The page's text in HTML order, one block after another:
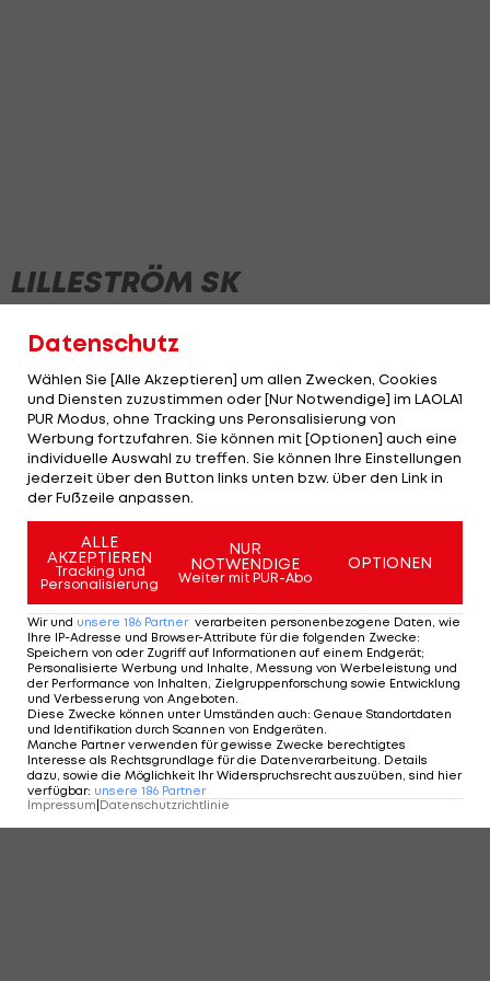
LILLESTRÖM SK
NEWS
Ried-Transfer von Nationalspieler der
Färöer vor Abschluss
Bundesliga
Datenschutz
Wählen Sie [Alle Akzeptieren] um allen Zwecken, Cookies
und Diensten zuzustimmen oder [Nur Notwendige] im LAOLA1
PUR Modus, ohne Tracking uns Peronsalisierung von
Werbung fortzufahren. Sie können mit [Optionen] auch eine
individuelle Auswahl zu treffen. Sie können Ihre Einstellungen
jederzeit über den Button links unten bzw. über den Link in
der Fußzeile anpassen.
ALLE
AKZEPTIEREN
Tracking und
Personalisierung
NUR
NOTWENDIGE
Weiter mit PUR-Abo
OPTIONEN
Wir und unsere 186 Partner verarbeiten personenbezogene Daten, wie
Ihre IP-Adresse und Browser-Attribute für die folgenden Zwecke:
Speichern von oder Zugriff auf Informationen auf einem Endgerät;
Personalisierte Werbung und Inhalte, Messung von Werbeleistung und
der Performance von Inhalten, Zielgruppenforschung sowie Entwicklung
und Verbesserung von Angeboten.
Diese Zwecke können unter Umständen auch: Genaue Standortdaten
und Identifikation durch Scannen von Endgeräten.
Manche Partner verwenden für gewisse Zwecke berechtigtes
Interesse als Rechtsgrundlage für die Datenverarbeitung. Details
dazu, sowie die Möglichkeit Ihr Widerspruchsrecht auszuüben, sind hier
verfügbar: unsere 186 Partner
Impressum Datenschutzrichtlinie